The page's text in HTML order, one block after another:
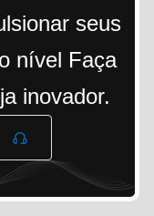
seus
nível Faça
inovador.